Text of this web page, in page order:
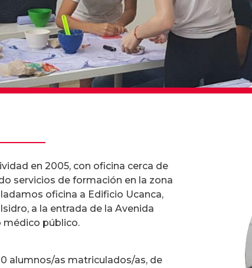
en 2005, con oficina cerca de
servicios de formación en la zona
oficina a Edificio Ucanca,
a la entrada de la Avenida
médico público.
alumnos/as matriculados/as, de